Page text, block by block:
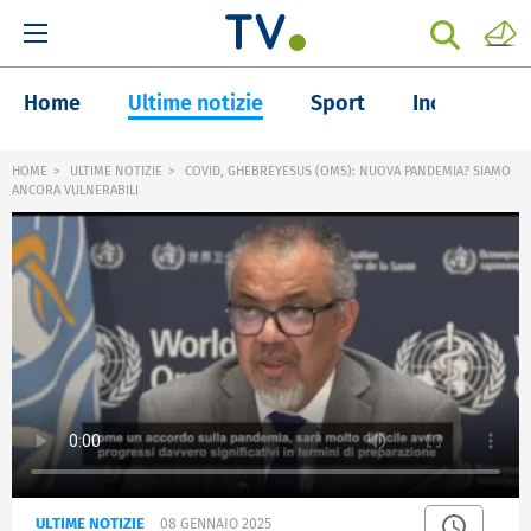
Home Ultime notizie Sport Inchieste
HOME ULTIME NOTIZIE
COVID, GHEBREYESUS (OMS): NUOVA PANDEMIA? SIAMO
ANCORA VULNERABILI
ULTIME NOTIZIE 08 GENNAIO 2025